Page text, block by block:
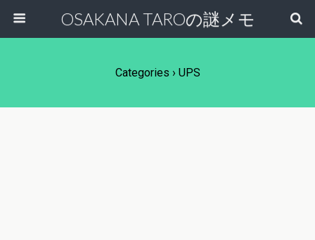
OSAKANA TAROの謎メモ
Categories › UPS